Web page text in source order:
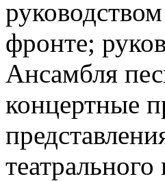
фронте;
Ансамбля
концертные
театрального